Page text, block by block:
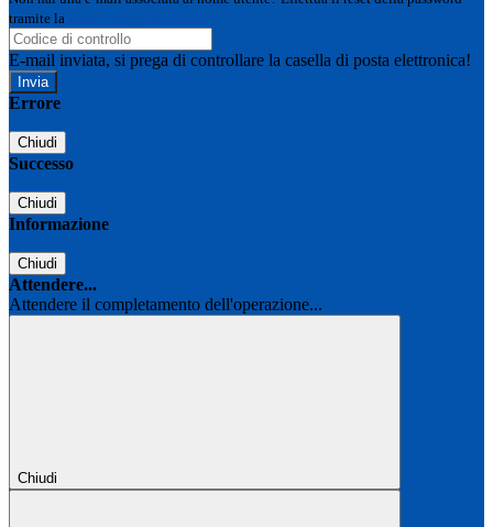
tramite la
E-mail inviata, si prega di controllare la casella di posta elettronica!
Errore
Chiudi
Successo
Chiudi
Informazione
Chiudi
Attendere...
Attendere il completamento dell'operazione...
Chiudi